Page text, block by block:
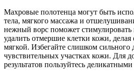
Махровые полотенца могут быть
тела, мягкого массажа и
нежный ворс поможет стимулировать
удалить отмершие клетки кожи, делая
мягкой. Избегайте слишком сильного
чувствительных участках кожи. Для
результатов пользуйтесь